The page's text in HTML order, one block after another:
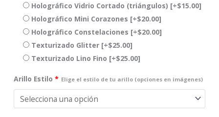
Holográfico Vidrio Cortado (triángulos) [+$15.00]
Holográfico Mini Corazones [+$20.00]
Holográfico Constelaciones [+$20.00]
Texturizado Glitter [+$25.00]
Texturizado Lino Fino [+$25.00]
Arillo Estilo * Elige el estilo de tu arillo (opciones en imágenes)